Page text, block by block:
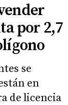
por 2,7
se
en
de licencia